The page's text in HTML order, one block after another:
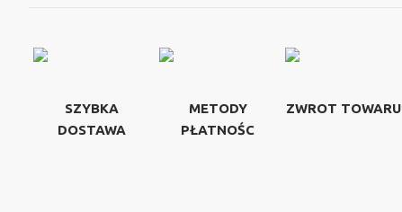
SZYBKA
DOSTAWA
METODY
PŁATNOŚC
ZWROT TOWARU